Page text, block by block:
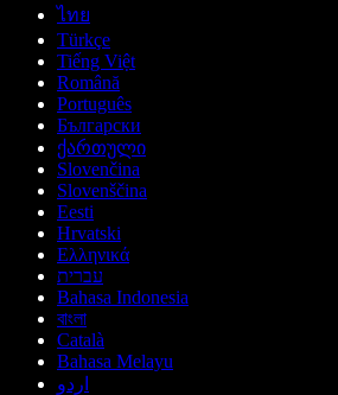
ไทย
Türkçe
Tiếng Việt
Română
Português
Български
ქართული
Slovenčina
Slovenščina
Eesti
Hrvatski
Ελληνικά
עברית
Bahasa Indonesia
বাংলা
Català
Bahasa Melayu
اردو